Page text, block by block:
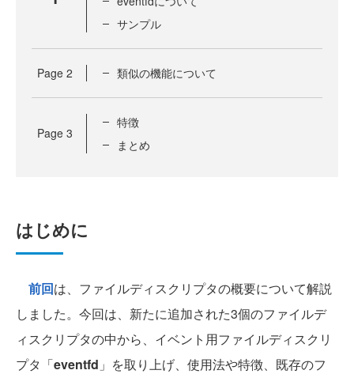
サンプル
Page 2 類似の機能について
Page 3
特徴
まとめ
はじめに
前回は、ファイルディスクリプタの概要について解説
しました。今回は、新たに追加された3個のファイルデ
ィスクリプタの中から、イベント用ファイルディスクリ
プタ「eventfd 」を取り上げ、使用法や特徴、既存のフ